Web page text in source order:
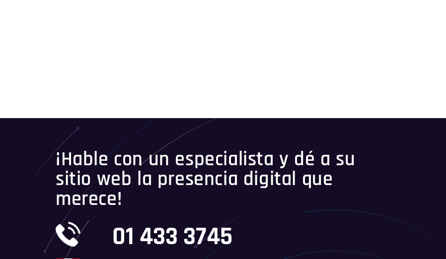
¡Hable con un especialista y dé a su
sitio web la presencia digital que
merece!
01 433 3745